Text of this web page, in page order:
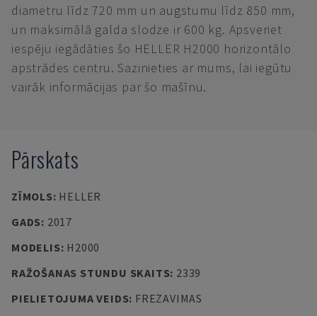
diametru līdz 720 mm un augstumu līdz 850 mm,
un maksimālā galda slodze ir 600 kg. Apsveriet
iespēju iegādāties šo HELLER H2000 horizontālo
apstrādes centru. Sazinieties ar mums, lai iegūtu
vairāk informācijas par šo mašīnu.
Pārskats
ZĪMOLS: HELLER
GADS: 2017
MODELIS: H2000
RAŽOŠANAS STUNDU SKAITS: 2339
PIELIETOJUMA VEIDS: FREZAVIMAS